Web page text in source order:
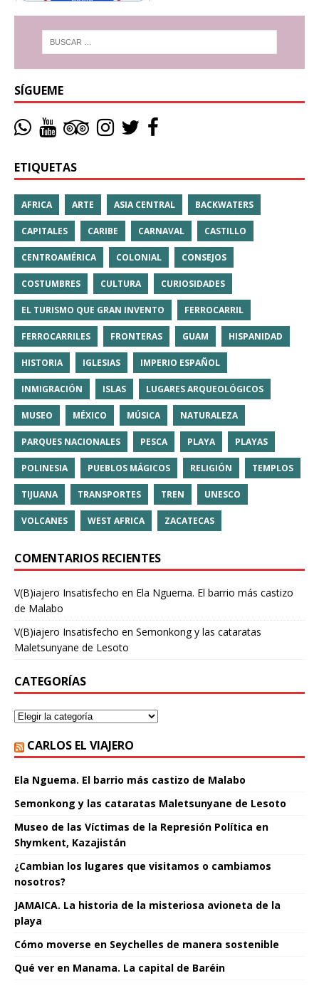
SÍGUEME
ETIQUETAS
AFRICA ARTE ASIA CENTRAL BACKWATERS
CAPITALES CARIBE CARNAVAL CASTILLO
CENTROAMÉRICA COLONIAL CONSEJOS
COSTUMBRES CULTURA CURIOSIDADES
EL TURISMO QUE GRAN INVENTO FERROCARRIL
FERROCARRILES FRONTERAS GUAM HISPANIDAD
HISTORIA IGLESIAS IMPERIO ESPAÑOL
INMIGRACIÓN ISLAS LUGARES ARQUEOLÓGICOS
MUSEO MÉXICO MÚSICA NATURALEZA
PARQUES NACIONALES PESCA PLAYA PLAYAS
POLINESIA PUEBLOS MÁGICOS RELIGIÓN TEMPLOS
TIJUANA TRANSPORTES TREN UNESCO
VOLCANES WEST AFRICA ZACATECAS
COMENTARIOS RECIENTES
V(B)iajero Insatisfecho en Ela Nguema. El barrio más castizo
de Malabo
V(B)iajero Insatisfecho en Semonkong y las cataratas
Maletsunyane de Lesoto
CATEGORÍAS
CARLOS EL VIAJERO
Ela Nguema. El barrio más castizo de Malabo
Semonkong y las cataratas Maletsunyane de Lesoto
Museo de las Víctimas de la Represión Política en
Shymkent, Kazajistán
¿Cambian los lugares que visitamos o cambiamos
nosotros?
JAMAICA. La historia de la misteriosa avioneta de la
playa
Cómo moverse en Seychelles de manera sostenible
Qué ver en Manama. La capital de Baréin